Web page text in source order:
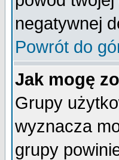
negatywnej
Powrót do
Jak mogę
Grupy
wyznacza
grupy